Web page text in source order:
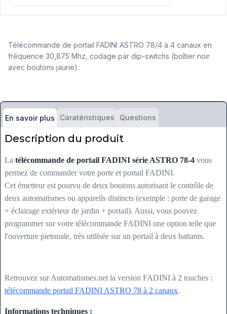
Télécommande de portail FADINI ASTRO 78/4 à 4 canaux en
fréquence 30,875 Mhz, codage par dip-switchs (boîtier noir
avec boutons jaune).
En savoir plus Caratéristiques Questions
Description du produit
La télécommande de portail FADINI série ASTRO 78-4 vous
permez de commander votre porte et portail FADINI.
Cet émetteur est pourvu de deux boutons autorisant le contrôle de
deux automatismes ou appareils distincts (exemple : porte de garage
+ éclairage extérieur de jardin + portail). Aussi, vous pouvez
programmer sur votre télécommande FADINI une option telle que
l'ouverture pietonale, très utilisée sur un portail à deux battants.
Retrouvez sur Automatismes.net la version FADINI à 2 touches :
télécommande portail FADINI ASTRO 78 à 2 canaux.
Informations techniques :